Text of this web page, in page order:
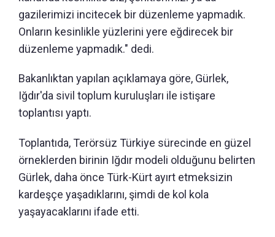
gazilerimizi incitecek bir düzenleme yapmadık.
Onların kesinlikle yüzlerini yere eğdirecek bir
düzenleme yapmadık." dedi.
Bakanlıktan yapılan açıklamaya göre, Gürlek,
Iğdır'da sivil toplum kuruluşları ile istişare
toplantısı yaptı.
Toplantıda, Terörsüz Türkiye sürecinde en güzel
örneklerden birinin Iğdır modeli olduğunu belirten
Gürlek, daha önce Türk-Kürt ayırt etmeksizin
kardeşçe yaşadıklarını, şimdi de kol kola
yaşayacaklarını ifade etti.